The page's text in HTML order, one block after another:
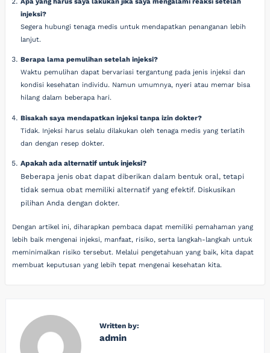
injeksi?
Segera hubungi tenaga medis untuk mendapatkan penanganan lebih
lanjut.
Berapa lama pemulihan setelah injeksi?
Waktu pemulihan dapat bervariasi tergantung pada jenis injeksi dan
kondisi kesehatan individu. Namun umumnya, nyeri atau memar bisa
hilang dalam beberapa hari.
Bisakah saya mendapatkan injeksi tanpa izin dokter?
Tidak. Injeksi harus selalu dilakukan oleh tenaga medis yang terlatih
dan dengan resep dokter.
Apakah ada alternatif untuk injeksi?
Beberapa jenis obat dapat diberikan dalam bentuk oral, tetapi
tidak semua obat memiliki alternatif yang efektif. Diskusikan
pilihan Anda dengan dokter.
Dengan artikel ini, diharapkan pembaca dapat memiliki pemahaman yang
lebih baik mengenai injeksi, manfaat, risiko, serta langkah-langkah untuk
meminimalkan risiko tersebut. Melalui pengetahuan yang baik, kita dapat
membuat keputusan yang lebih tepat mengenai kesehatan kita.
Written by:
admin